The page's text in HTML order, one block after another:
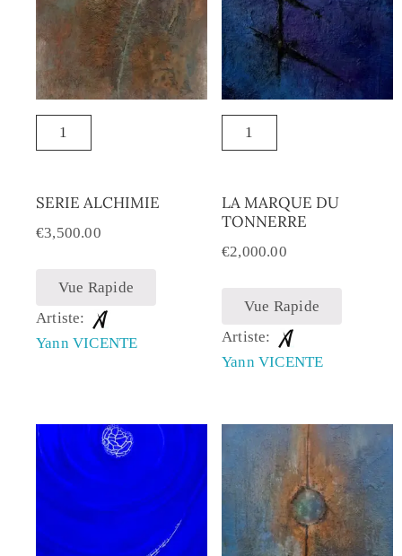
SERIE ALCHIMIE
€3,500.00
Vue Rapide
Artiste:
Yann VICENTE
LA MARQUE DU
TONNERRE
€2,000.00
Vue Rapide
Artiste:
Yann VICENTE